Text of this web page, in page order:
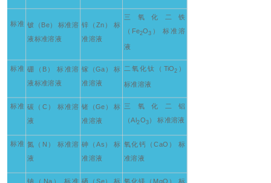
） 标准 铍（Be） 标准溶
液标准溶液
锌（Zn） 标
准溶液
三氧化二铁
（Fe2O3 ） 标准溶
液
） 标准 硼（B） 标准溶
液标准溶液
镓（Ga） 标
准溶液
二氧化钛（TiO2 ）
标准溶液
） 标准 碳（C） 标准溶
液
锗（Ge） 标
准溶液
三氧化二铝
（Al2O3） 标准溶液
） 标准 氮（N） 标准溶
液
砷（As） 标
准溶液
氧化钙（CaO） 标
准溶液
钠（Na） 标准 硒（Se） 标 氧化镁（MgO） 标